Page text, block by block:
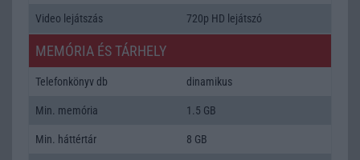
Video lejátszás 720p HD lejátszó
MEMÓRIA ÉS TÁRHELY
Telefonkönyv db dinamikus
Min. memória 1.5 GB
Min. háttértár 8 GB